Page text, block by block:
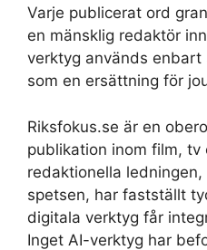
Varje publicerat ord
en mänsklig redaktör
verktyg används
som en ersättning för
Riksfokus.se är en
publikation inom film, tv
redaktionella
spetsen, har fastställt
digitala verktyg får
Inget AI-verktyg har